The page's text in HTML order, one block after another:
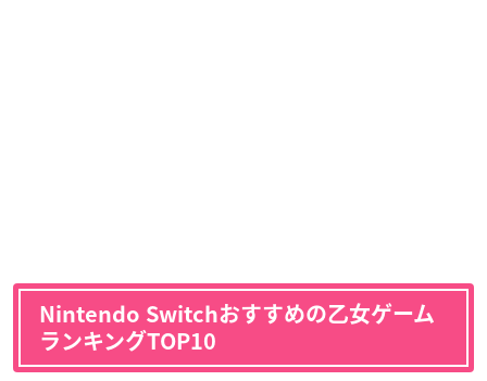
Nintendo Switchおすすめの乙女ゲーム
ランキングTOP10